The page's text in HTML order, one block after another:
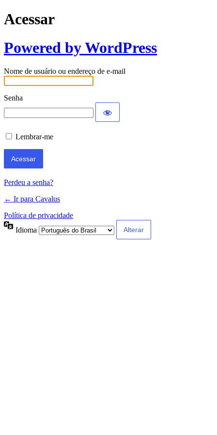
Acessar
Powered by WordPress
Nome de usuário ou endereço de e-mail
Senha
Lembrar-me
Perdeu a senha?
← Ir para Cavalus
Política de privacidade
Idioma